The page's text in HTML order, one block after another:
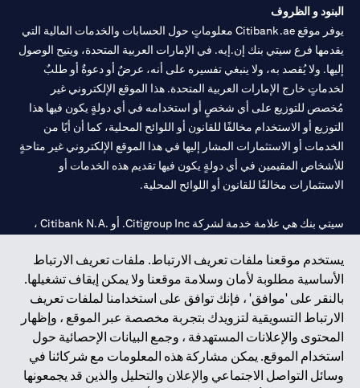
يستخدم موقعنا ملفات تعريف الارتباط. ملفات تعريف الارتباط
الأساسية مطلوبة لأمان وسلامة موقعنا ولا يمكن إيقاف تشغيلها.
بالنقر على 'موافق' ، فإنك توافق على استخدامنا لملفات تعريف
الارتباط التسويقية لتزويدك بتجربة مخصصة عبر الموقع ، وإظهار
المحتوى والإعلانات المستهدفة ، وجمع البيانات الإحصائية حول
استخدام الموقع. يمكن مشاركة هذه المعلومات مع شركائنا في
وسائل التواصل الاجتماعي والإعلان والتحليل والذين قد يجمعونها
البنود و الظروف
يوفر موقع Citibank.ae معلوماتٍ حول الحسابات والخدمات المالية التي
يقدمها فرع سيتي بنك إن.إيه. في الإمارات العربية المتحدة، ويتيح الوصول
إليها. ولا يُقصد به، ولا ينبغي تفسيره على أنه، عرضٌ أو دعوةٌ أو طلبٌ
لخدماتٍ خارج الإمارات العربية المتحدة. هذا الموقع الإلكتروني غير
مُخصص للتوزيع على أي شخصٍ أو استخدامه في أي دولةٍ يكون فيها هذا
التوزيع أو الاستخدام مخالفًا للقانون أو اللوائح المحلية، كما أن أيًا من
الخدمات أو الاستثمارات المشار إليها في هذا الموقع الإلكتروني غير متاحةٍ
للأشخاص المقيمين في أي دولةٍ يكون فيها تقديم هذه الخدمات أو
الاستثمارات مخالفًا للقانون أو اللوائح المحلية.
سيتي بنك هي علامة خدمة لشركة Citigroup Inc. أو .Citibank N.A ،
سيتي بنك إن. إيه. الإمارات مسجل لدى مصرف الإمارات المركزي تحت
أرقام التراخيص 202563 لفرع الوصل في دبي، 531989 لفرع مول
الإمارات في دبي، وCN-1002019لفرع أبوظبي. هاتف: 4000 311 04.
فرع سيتي بنك إن إيه - الإمارات العربية المتحدة مرخص من مصرف
الإمارات العربية المتحدة المركزي كفرع لبنك أجنبي.
سيتي بنك إن إيه الإمارات العربية المتحدة مرخص من هيئة الأوراق المالية